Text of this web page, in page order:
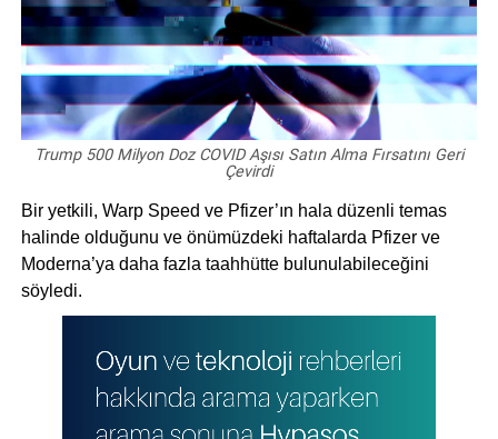
Trump 500 Milyon Doz COVID Aşısı Satın Alma Fırsatını Geri
Çevirdi
Bir yetkili, Warp Speed ve Pfizer’ın hala düzenli temas
halinde olduğunu ve önümüzdeki haftalarda Pfizer ve
Moderna’ya daha fazla taahhütte bulunulabileceğini
söyledi.